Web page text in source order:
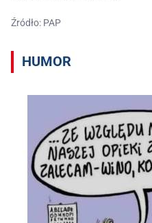
Źródło: PAP
HUMOR